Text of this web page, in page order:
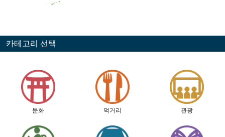
카테고리 선택
문화 먹거리 관광